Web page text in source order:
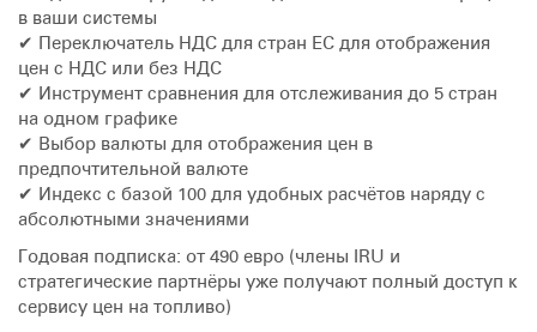
в ваши системы
✔ Переключатель НДС для стран ЕС для отображения
цен с НДС или без НДС
✔ Инструмент сравнения для отслеживания до 5 стран
на одном графике
✔ Выбор валюты для отображения цен в
предпочтительной валюте
✔ Индекс с базой 100 для удобных расчётов наряду с
абсолютными значениями
Годовая подписка: от 490 евро (члены IRU и
стратегические партнёры уже получают полный доступ к
сервису цен на топливо)